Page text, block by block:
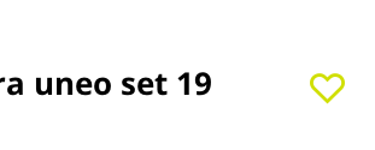
uneo set 19